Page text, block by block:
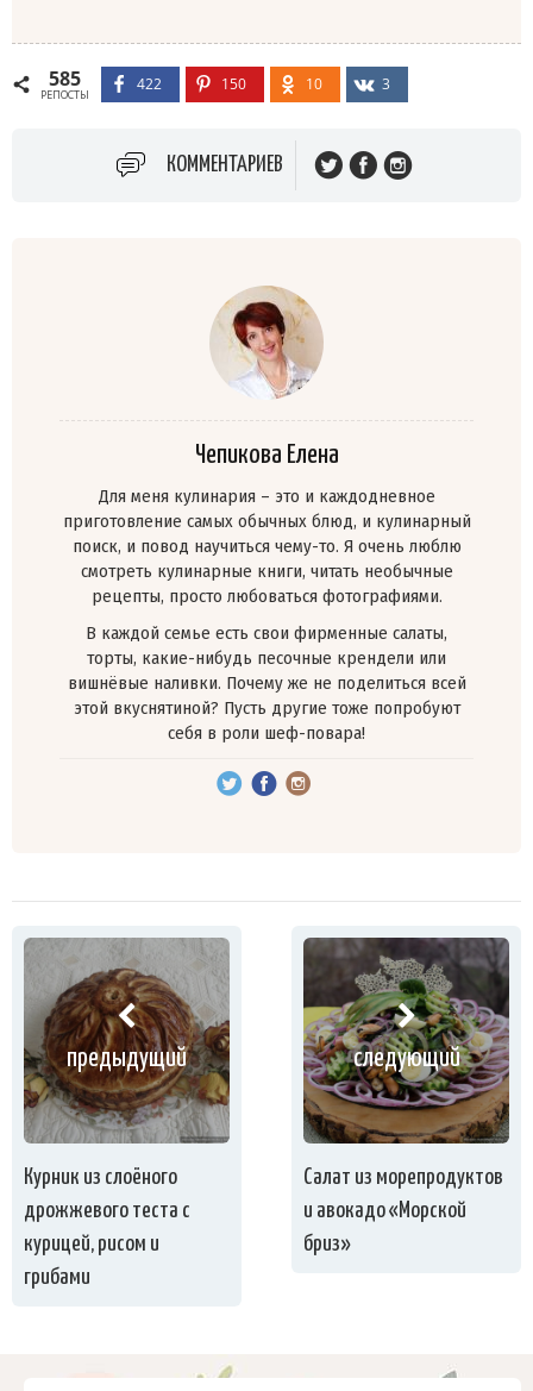
585
РЕПОСТЫ
422 150 10 3
КОММЕНТАРИЕВ
Чепикова Елена
Для меня кулинария – это и каждодневное
приготовление самых обычных блюд, и кулинарный
поиск, и повод научиться чему-то. Я очень люблю
смотреть кулинарные книги, читать необычные
рецепты, просто любоваться фотографиями.
В каждой семье есть свои фирменные салаты,
торты, какие-нибудь песочные крендели или
вишнёвые наливки. Почему же не поделиться всей
этой вкуснятиной? Пусть другие тоже попробуют
себя в роли шеф-повара!
предыдущий
Курник из слоёного
дрожжевого теста с
курицей, рисом и
грибами
следующий
Салат из морепродуктов
и авокадо «Морской
бриз»